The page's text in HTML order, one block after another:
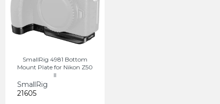
SmallRig 4981 Bottom
Mount Plate for Nikon Z50
II
SmallRig
21605